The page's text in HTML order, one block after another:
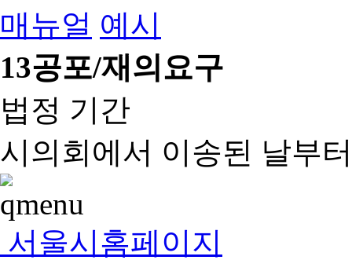
매뉴얼 예시
13공포/재의요구
법정 기간
시의회에서 이송된 날부
서울시홈페이지